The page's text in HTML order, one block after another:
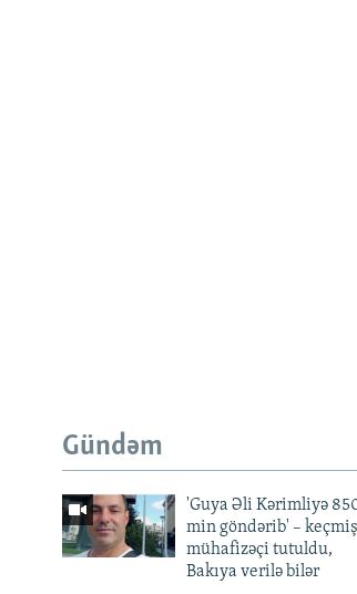
Gündəm
'Guya Əli Kərimliyə
min göndərib' – keçmiş
mühafizəçi tutuldu,
Bakıya verilə bilər